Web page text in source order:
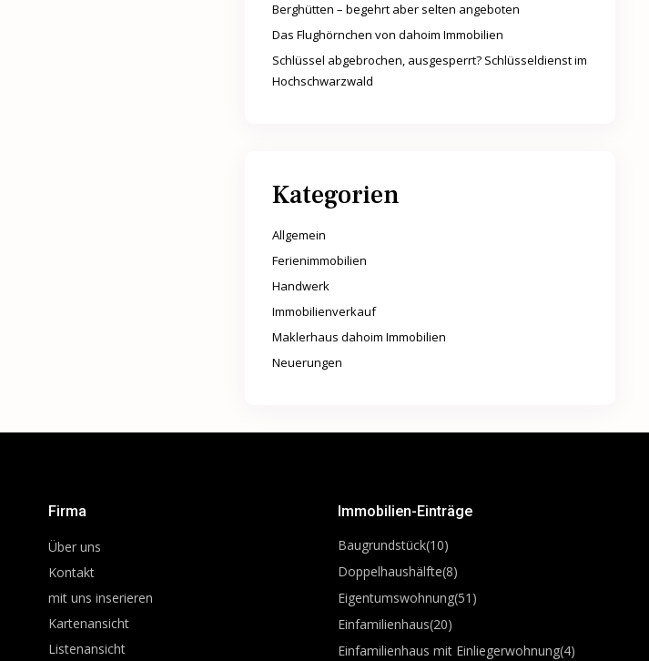
Berghütten – begehrt aber selten angeboten
Das Flughörnchen von dahoim Immobilien
Schlüssel abgebrochen, ausgesperrt? Schlüsseldienst im
Hochschwarzwald
Kategorien
Allgemein
Ferienimmobilien
Handwerk
Immobilienverkauf
Maklerhaus dahoim Immobilien
Neuerungen
Firma
Über uns
Kontakt
mit uns inserieren
Kartenansicht
Listenansicht
Immobilien-Einträge
Baugrundstück(10)
Doppelhaushälfte(8)
Eigentumswohnung(51)
Einfamilienhaus(20)
Einfamilienhaus mit Einliegerwohnung(4)